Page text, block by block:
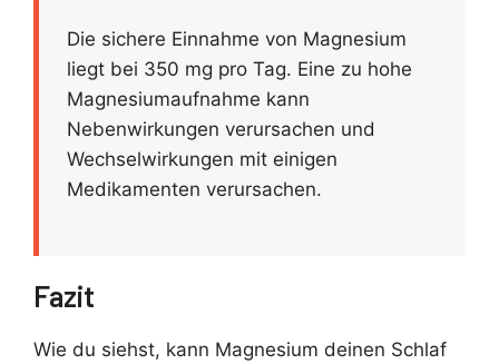
Die sichere Einnahme von Magnesium
liegt bei 350 mg pro Tag. Eine zu hohe
Magnesiumaufnahme kann
Nebenwirkungen verursachen und
Wechselwirkungen mit einigen
Medikamenten verursachen.
Fazit
Wie du siehst, kann Magnesium deinen Schlaf